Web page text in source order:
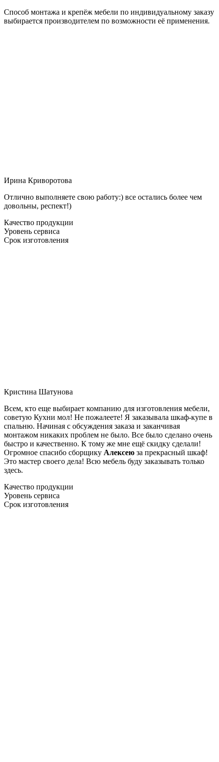
Способ монтажа и крепёж мебели по индивидуальному заказу
выбирается производителем по возможности её применения.
Ирина Криворотова
Отлично выполняете свою работу:) все остались более чем
довольны, респект!)
Качество продукции
Уровень сервиса
Срок изготовления
Кристина Шатунова
Всем, кто еще выбирает компанию для изготовления мебели,
советую Кухни мол! Не пожалеете! Я заказывала шкаф-купе в
спальню. Начиная с обсуждения заказа и заканчивая
монтажом никаких проблем не было. Все было сделано очень
быстро и качественно. К тому же мне ещё скидку сделали!
Огромное спасибо сборщику Алексею за прекрасный шкаф!
Это мастер своего дела! Всю мебель буду заказывать только
здесь.
Качество продукции
Уровень сервиса
Срок изготовления